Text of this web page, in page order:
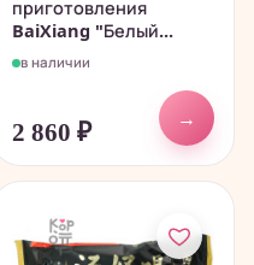
приготовления
BaiXiang "Белый...
в наличии
2 860 ₽
→